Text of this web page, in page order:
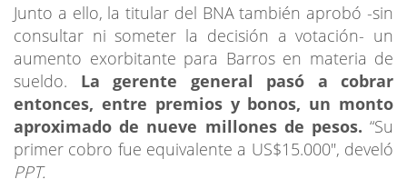
Junto a ello, la titular del BNA también aprobó -sin
consultar ni someter la decisión a votación- un
aumento exorbitante para Barros en materia de
sueldo. La gerente general pasó a cobrar
entonces, entre premios y bonos, un monto
aproximado de nueve millones de pesos. “Su
primer cobro fue equivalente a US$15.000″, develó
PPT.